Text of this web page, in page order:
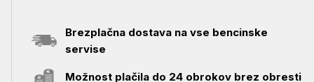
Brezplačna dostava na vse bencinske
servise
Možnost plačila do 24 obrokov brez obresti